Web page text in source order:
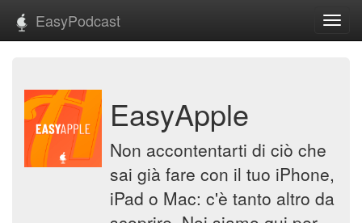
EasyPodcast
EasyApple
Non accontentarti di ciò che
sai già fare con il tuo iPhone,
iPad o Mac: c'è tanto altro da